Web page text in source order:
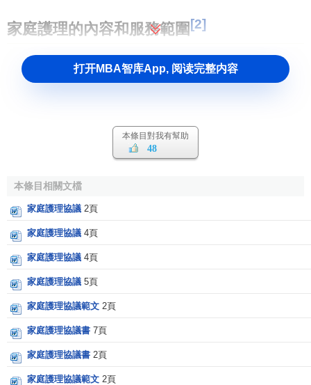
家庭護理的內容和服務範圍[2]
家屬護理主要內容
及技術操作；加強心理護理
象疾病的轉歸；積極適時地進行家庭干預，促進病人的康
復；健康教育應成為家庭護理的主理服務，以促進家庭系統
及其成員達到最佳的健康 要內容之一。
家庭護理的服務範圍
在國內，有學者提出家庭護理的主要範圍有家庭健康護
理和家庭病床護理，家庭健康護理是社會保健服務系統的延
業人員的指導下進行
障礙、卧床及患慢性病
導。
家庭護理的必要性
打开MBA智库App, 阅读完整内容
本條目對我有幫助
48
本條目相關文檔
家庭護理協議 2頁
家庭護理協議 4頁
家庭護理協議 4頁
家庭護理協議 5頁
家庭護理協議範文 2頁
家庭護理協議書 7頁
家庭護理協議書 2頁
家庭護理協議範文 2頁